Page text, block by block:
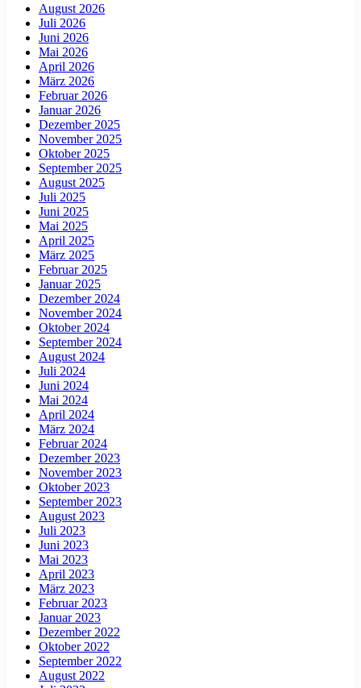
August 2026
Juli 2026
Juni 2026
Mai 2026
April 2026
März 2026
Februar 2026
Januar 2026
Dezember 2025
November 2025
Oktober 2025
September 2025
August 2025
Juli 2025
Juni 2025
Mai 2025
April 2025
März 2025
Februar 2025
Januar 2025
Dezember 2024
November 2024
Oktober 2024
September 2024
August 2024
Juli 2024
Juni 2024
Mai 2024
April 2024
März 2024
Februar 2024
Dezember 2023
November 2023
Oktober 2023
September 2023
August 2023
Juli 2023
Juni 2023
Mai 2023
April 2023
März 2023
Februar 2023
Januar 2023
Dezember 2022
Oktober 2022
September 2022
August 2022